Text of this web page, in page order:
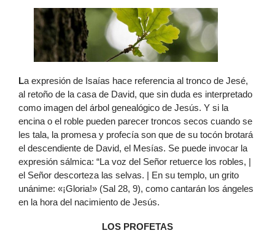
La expresión de Isaías hace referencia al tronco de Jesé,
al retoño de la casa de David, que sin duda es interpretado
como imagen del árbol genealógico de Jesús. Y si la
encina o el roble pueden parecer troncos secos cuando se
les tala, la promesa y profecía son que de su tocón brotará
el descendiente de David, el Mesías. Se puede invocar la
expresión sálmica: “La voz del Señor retuerce los robles, |
el Señor descorteza las selvas. | En su templo, un grito
unánime: «¡Gloria!» (Sal 28, 9), como cantarán los ángeles
en la hora del nacimiento de Jesús.
LOS PROFETAS